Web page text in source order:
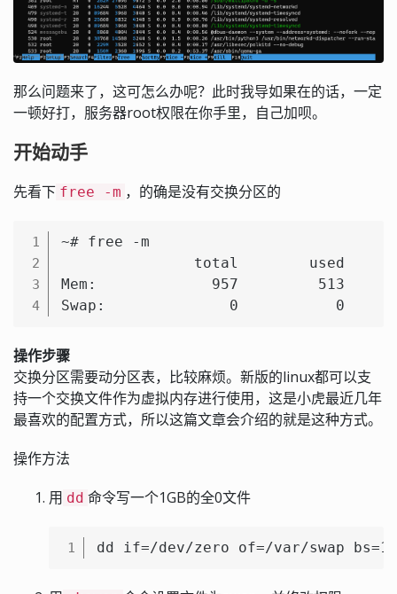
那么问题来了，这可怎么办呢？此时我导如果在的话，一定
一顿好打，服务器root权限在你手里，自己加呗。
开始动手
先看下 free -m ，的确是没有交换分区的
1
2
3
4
~# free -m
total        used
Mem:             957         513
Swap:              0           0
操作步骤
交换分区需要动分区表，比较麻烦。新版的linux都可以支
持一个交换文件作为虚拟内存进行使用，这是小虎最近几年
最喜欢的配置方式，所以这篇文章会介绍的就是这种方式。
操作方法
用 dd 命令写一个1GB的全0文件
1 dd if=/dev/zero of=/var/swap